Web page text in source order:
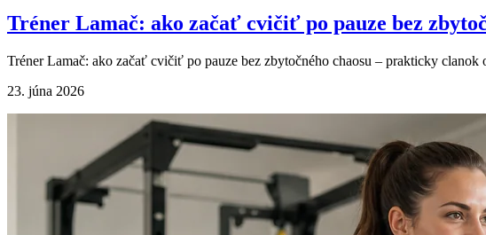
Tréner Lamač: ako začať cvičiť po pauze bez
Tréner Lamač: ako začať cvičiť po pauze bez zbytočného chaosu – prakticky
23. júna 2026